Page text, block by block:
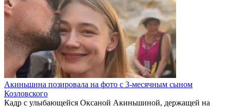
Акиньшина позировала на фото с 3-месячным сыном
Козловского
Кадр с улыбающейся Оксаной Акиньшиной, держащей на